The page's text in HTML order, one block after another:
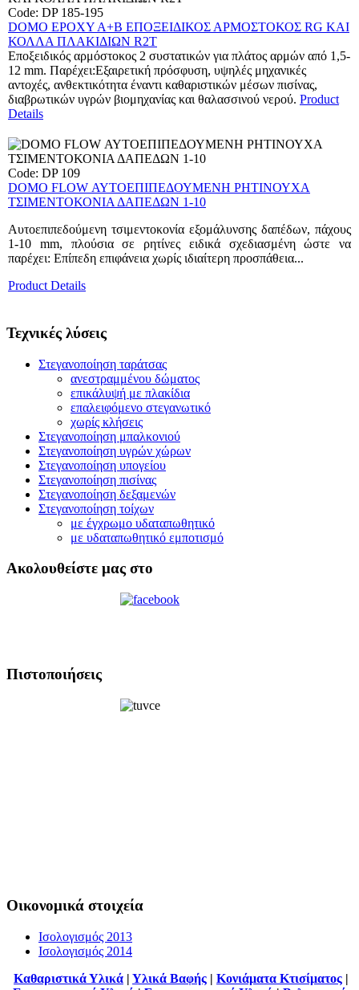
Code: DP 185-195
DOMO EPOXY A+B ΕΠΟΞΕΙΔΙΚΟΣ ΑΡΜΟΣΤΟΚΟΣ RG ΚΑΙ
ΚΟΛΛΑ ΠΛΑΚΙΔΙΩΝ R2T
Εποξειδικός αρμόστοκος 2 συστατικών για πλάτος αρμών από 1,5-
12 mm. Παρέχει:Εξαιρετική πρόσφυση, υψηλές μηχανικές
αντοχές, ανθεκτικότητα έναντι καθαριστικών μέσων πισίνας,
διαβρωτικών υγρών βιομηχανίας και θαλασσινού νερού. Product
Details
Code: DP 109
DOMO FLOW ΑΥΤΟΕΠΙΠΕΔΟΥΜΕΝΗ ΡΗΤΙΝΟΥΧΑ
ΤΣΙΜΕΝΤΟΚΟΝΙΑ ΔΑΠΕΔΩΝ 1-10
Αυτοεπιπεδούμενη τσιμεντοκονία εξομάλυνσης δαπέδων, πάχους
1-10 mm, πλούσια σε ρητίνες ειδικά σχεδιασμένη ώστε να
παρέχει: Επίπεδη επιφάνεια χωρίς ιδιαίτερη προσπάθεια...
Product Details
Τεχνικές λύσεις
Στεγανοποίηση ταράτσας
ανεστραμμένου δώματος
επικάλυψή με πλακίδια
επαλειφόμενο στεγανωτικό
χωρίς κλήσεις
Στεγανοποίηση μπαλκονιού
Στεγανοποίηση υγρών χώρων
Στεγανοποίηση υπογείου
Στεγανοποίηση πισίνας
Στεγανοποίηση δεξαμενών
Στεγανοποίηση τοίχων
με έγχρωμο υδαταπωθητικό
με υδαταπωθητικό εμποτισμό
Ακολουθείστε μας στο
Πιστοποιήσεις
Οικονομικά στοιχεία
Ισολογισμός 2013
Ισολογισμός 2014
Καθαριστικά Υλικά | Υλικά Βαφής | Κονιάματα Κτισίματος |